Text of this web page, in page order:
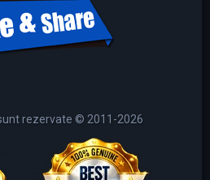
rezervate © 2011-2026